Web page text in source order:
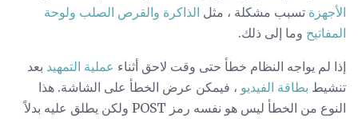
الأجهزة تسبب مشكلة ، مثل الذاكرة والقرص الصلب ولوحة
المفاتيح وما إلى ذلك.
إذا لم يواجه النظام خطأ حتى وقت لاحق أثناء عملية التمهيد بعد
تنشيط بطاقة الفيديو ، فيمكن عرض الخطأ على الشاشة. هذا
النوع من الخطأ ليس هو نفسه رمز POST ولكن يطلق عليه بدلاً